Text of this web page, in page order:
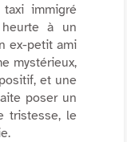
immigré
à un
ex-petit ami
mystérieux,
et une
poser un
tristesse, le